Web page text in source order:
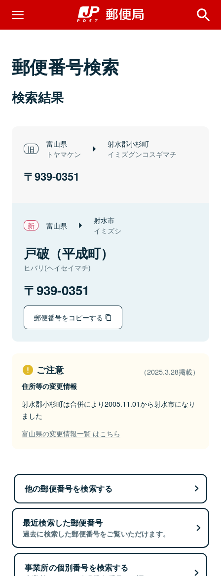
郵便番号検索
検索結果
富山県
トヤマケン
射水郡小杉町
イミズグンコスギマチ
939-0351
富山県 射水市
イミズシ
戸破（平成町）
ヒバリ(ヘイセイマチ)
939-0351
郵便番号をコピーする
ご注意 （2025.3.28掲載）
住所等の変更情報
射水郡小杉町は合併により2005.11.01から射水市になり
ました
富山県の変更情報一覧 はこちら
他の郵便番号を検索する
最近検索した郵便番号
過去に検索した郵便番号をご覧いただけます。
事業所の個別番号を検索する